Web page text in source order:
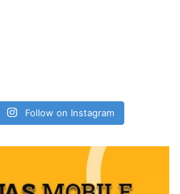
Follow on Instagram